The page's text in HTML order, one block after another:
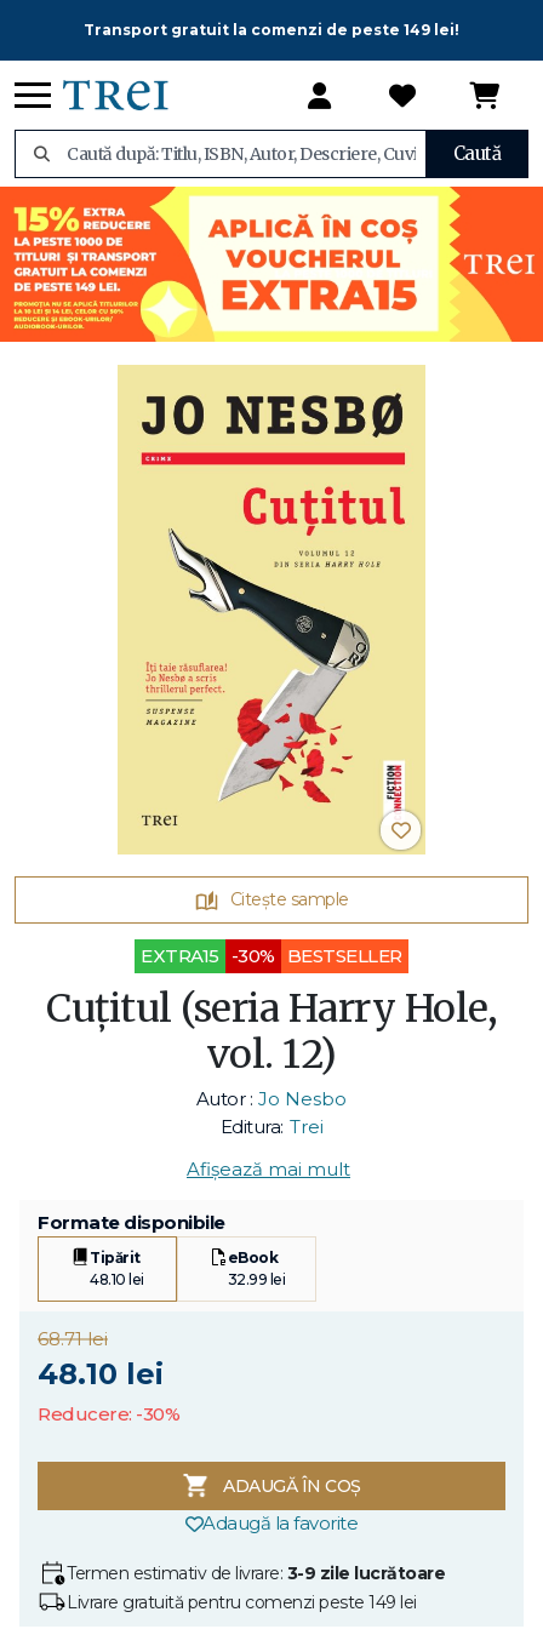
Transport gratuit la comenzi de peste 149 lei!
Caută
Citește sample
EXTRA15 -30% BESTSELLER
Cuțitul (seria Harry Hole,
vol. 12)
Autor : Jo Nesbo
Editura: Trei
Afișează mai mult
Formate disponibile
Tipărit
48.10 lei
eBook
32.99 lei
68.71 lei
48.10 lei
Reducere: -30%
ADAUGĂ ÎN COȘ
Adaugă la favorite
Termen estimativ de livrare: 3-9 zile lucrătoare
Livrare gratuită pentru comenzi peste 149 lei